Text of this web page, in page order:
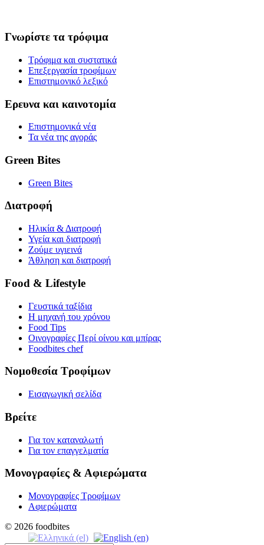
Γνωρίστε τα τρόφιμα
Τρόφιμα και συστατικά
Επεξεργασία τροφίμων
Επιστημονικό λεξικό
Ερευνα και καινοτομία
Επιστημονικά νέα
Τα νέα της αγοράς
Green Bites
Green Bites
Διατροφή
Ηλικία & Διατροφή
Υγεία και διατροφή
Ζούμε υγιεινά
Άθληση και διατροφή
Food & Lifestyle
Γευστικά ταξίδια
Η μηχανή του χρόνου
Food Tips
Οινογραφίες Περί οίνου και μπίρας
Foodbites chef
Νομοθεσία Τροφίμων
Εισαγωγική σελίδα
Βρείτε
Για τον καταναλωτή
Για τον επαγγελματία
Μονογραφίες & Αφιερώματα
Μονογραφίες Τροφίμων
Αφιερώματα
© 2026 foodbites